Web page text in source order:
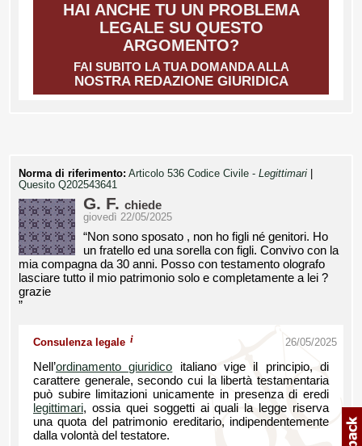
HAI ANCHE TU UN PROBLEMA
LEGALE SU QUESTO
ARGOMENTO?
FAI SUBITO LA TUA DOMANDA ALLA
NOSTRA REDAZIONE GIURIDICA
Norma di riferimento: Articolo 536 Codice Civile - Legittimari
Quesito Q202543641
G. F. chiede
giovedì 22/05/2025
“Non sono sposato , non ho figli né genitori. Ho
un fratello ed una sorella con figli. Convivo con la
mia compagna da 30 anni. Posso con testamento olografo
lasciare tutto il mio patrimonio solo e completamente a lei ?
grazie
”
Consulenza legale i 26/05/2025
Nell’ordinamento giuridico italiano vige il principio, di
carattere generale, secondo cui la libertà testamentaria
può subire limitazioni unicamente in presenza di eredi
legittimari, ossia quei soggetti ai quali la legge riserva
una quota del patrimonio ereditario, indipendentemente
dalla volontà del testatore.